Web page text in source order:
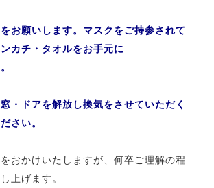
お願いします。マスクをご持参されて
カチ・タオルをお手元に
・ドアを解放し換気をさせていただく
さい。
おかけいたしますが、何卒ご理解の程
上げます。